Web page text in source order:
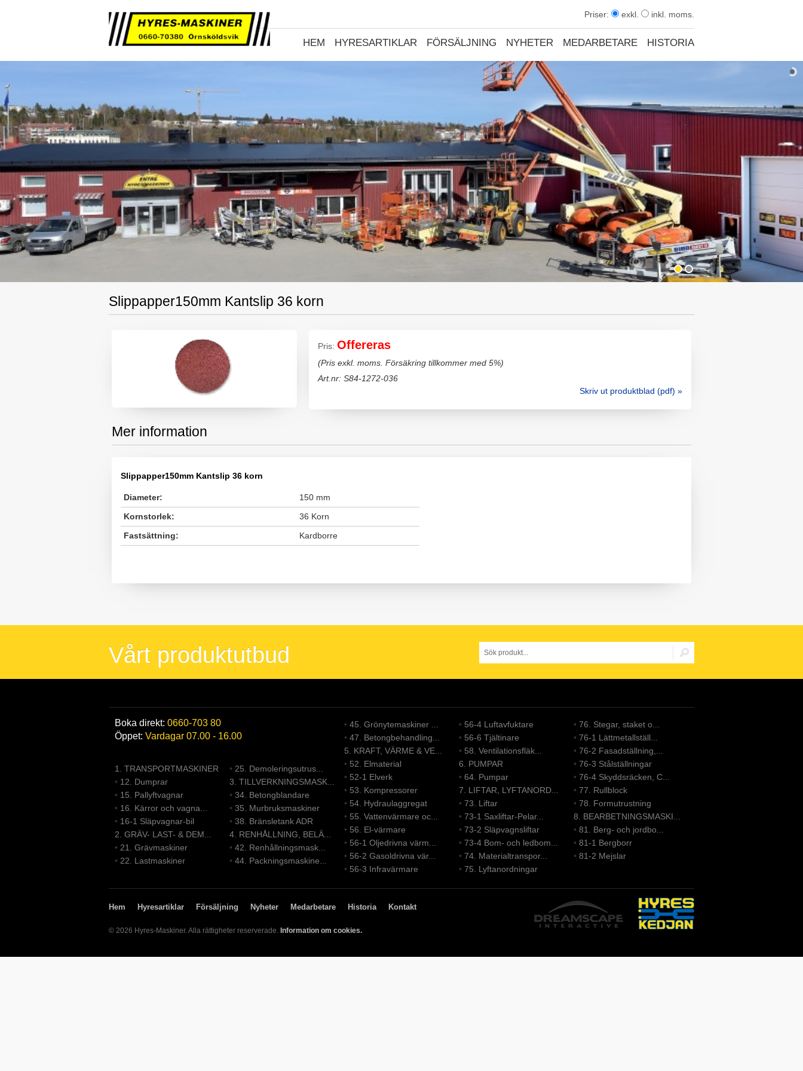
Priser: exkl. inkl. moms.
HEM HYRESARTIKLAR FÖRSÄLJNING NYHETER MEDARBETARE HISTORIA
Slippapper150mm Kantslip 36 korn
Pris: Offereras
(Pris exkl. moms. Försäkring tillkommer med 5%)
Art.nr: S84-1272-036
Skriv ut produktblad (pdf) »
Mer information
Slippapper150mm Kantslip 36 korn
Diameter:
150 mm
Kornstorlek:
36 Korn
Fastsättning:
Kardborre
Vårt produktutbud
Boka direkt: 0660-703 80
Öppet: Vardagar 07.00 - 16.00
1. TRANSPORTMASKINER
• 12. Dumprar
• 15. Pallyftvagnar
• 16. Kärror och vagna...
• 16-1 Släpvagnar-bil
2. GRÄV- LAST- & DEM...
• 21. Grävmaskiner
• 22. Lastmaskiner
• 25. Demoleringsutrus...
3. TILLVERKNINGSMASK...
• 34. Betongblandare
• 35. Murbruksmaskiner
• 38. Bränsletank ADR
4. RENHÅLLNING, BELÄ...
• 42. Renhållningsmask...
• 44. Packningsmaskine...
• 45. Grönytemaskiner ...
• 47. Betongbehandling...
5. KRAFT, VÄRME & VE...
• 52. Elmaterial
• 52-1 Elverk
• 53. Kompressorer
• 54. Hydraulaggregat
• 55. Vattenvärmare oc...
• 56. El-värmare
• 56-1 Oljedrivna värm...
• 56-2 Gasoldrivna vär...
• 56-3 Infravärmare
• 56-4 Luftavfuktare
• 56-6 Tjältinare
• 58. Ventilationsfläk...
6. PUMPAR
• 64. Pumpar
7. LIFTAR, LYFTANORD...
• 73. Liftar
• 73-1 Saxliftar-Pelar...
• 73-2 Släpvagnsliftar
• 73-4 Bom- och ledbom...
• 74. Materialtranspor...
• 75. Lyftanordningar
• 76. Stegar, staket o...
• 76-1 Lättmetallställ...
• 76-2 Fasadställning,...
• 76-3 Stålställningar
• 76-4 Skyddsräcken, C...
• 77. Rullblock
• 78. Formutrustning
8. BEARBETNINGSMASKI...
• 81. Berg- och jordbo...
• 81-1 Bergborr
• 81-2 Mejslar
Hem Hyresartiklar Försäljning Nyheter Medarbetare Historia Kontakt
© 2026 Hyres-Maskiner. Alla rättigheter reserverade. Information om cookies.